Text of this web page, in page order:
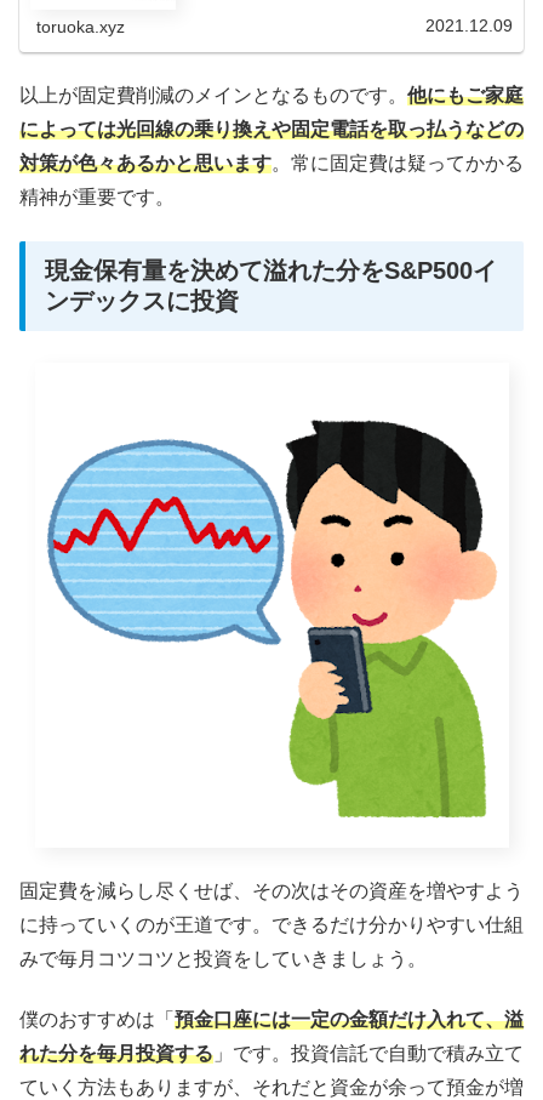
toruoka.xyz 2021.12.09
以上が固定費削減のメインとなるものです。 他にもご家庭
によっては光回線の乗り換えや固定電話を取っ払うなどの
対策が色々あるかと思います。常に固定費は疑ってかかる
精神が重要です。
現金保有量を決めて溢れた分をS&P500イ
ンデックスに投資
固定費を減らし尽くせば、その次はその資産を増やすよう
に持っていくのが王道です。できるだけ分かりやすい仕組
みで毎月コツコツと投資をしていきましょう。
僕のおすすめは「 預金口座には一定の金額だけ入れて、溢
れた分を毎月投資する 」です。投資信託で自動で積み立て
ていく方法もありますが、それだと資金が余って預金が増